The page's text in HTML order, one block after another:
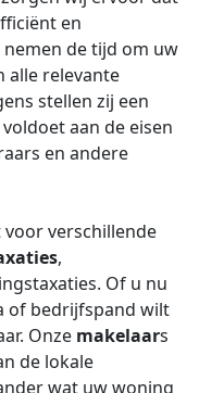
en
nemen de tijd om uw
alle relevante
stellen zij een
aan de eisen
en andere
verschillende
,
Of u nu
of bedrijfspand wilt
Onze makelaars
de lokale
wat uw woning